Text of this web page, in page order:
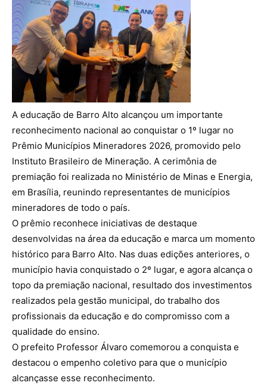
A educação de Barro Alto alcançou um importante
reconhecimento nacional ao conquistar o 1º lugar no
Prêmio Municípios Mineradores 2026, promovido pelo
Instituto Brasileiro de Mineração. A cerimônia de
premiação foi realizada no Ministério de Minas e Energia,
em Brasília, reunindo representantes de municípios
mineradores de todo o país.
O prêmio reconhece iniciativas de destaque
desenvolvidas na área da educação e marca um momento
histórico para Barro Alto. Nas duas edições anteriores, o
município havia conquistado o 2º lugar, e agora alcança o
topo da premiação nacional, resultado dos investimentos
realizados pela gestão municipal, do trabalho dos
profissionais da educação e do compromisso com a
qualidade do ensino.
O prefeito Professor Álvaro comemorou a conquista e
destacou o empenho coletivo para que o município
alcançasse esse reconhecimento.